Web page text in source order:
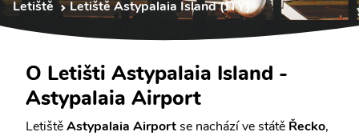
Letiště Letiště Astypalaia Island (JTY)
O Letišti Astypalaia Island -
Astypalaia Airport
LetištěAstypalaia Airportse nachází ve státě Řecko,